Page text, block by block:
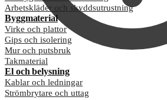
Arbetskläder och skyddsutrustning
Byggmaterial
Virke och plattor
Gips och isolering
Mur och putsbruk
Takmaterial
El och belysning
Kablar och ledningar
Strömbrytare och uttag